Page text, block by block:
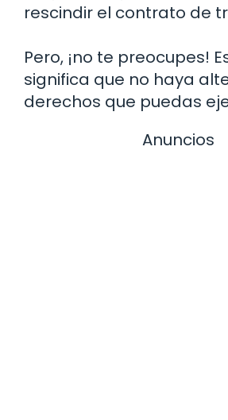
rescindir el contrato de
Pero, ¡no te preocupes!
significa que no haya
derechos que puedas
Anuncios